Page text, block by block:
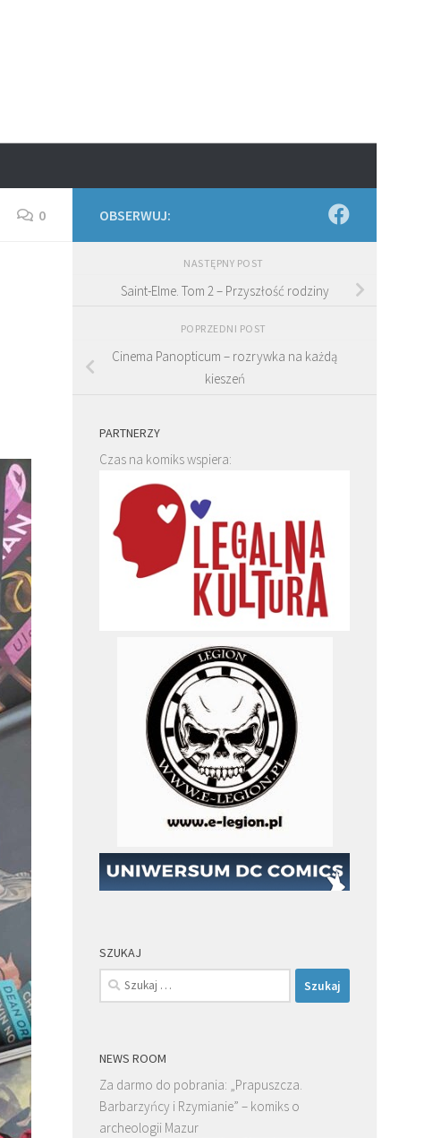
0 OBSERWUJ:
NASTĘPNY POST
Saint-Elme. Tom 2 – Przyszłość rodziny
POPRZEDNI POST
Cinema Panopticum – rozrywka na każdą
kieszeń
PARTNERZY
Czas na komiks wspiera:
SZUKAJ
Szukaj:
NEWS ROOM
Za darmo do pobrania: „Prapuszcza.
Barbarzyńcy i Rzymianie” – komiks o
archeologii Mazur